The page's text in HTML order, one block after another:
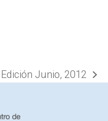
next
Edición Junio, 2012